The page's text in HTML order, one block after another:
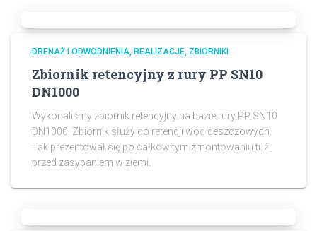
DRENAŻ I ODWODNIENIA REALIZACJE ZBIORNIKI
Zbiornik retencyjny z rury PP SN10
DN1000
Wykonaliśmy zbiornik retencyjny na bazie rury PP SN10
DN1000. Zbiornik służy do retencji wod deszczowych.
Tak prezentował się po całkowitym zmontowaniu tuż
przed zasypaniem w ziemi.